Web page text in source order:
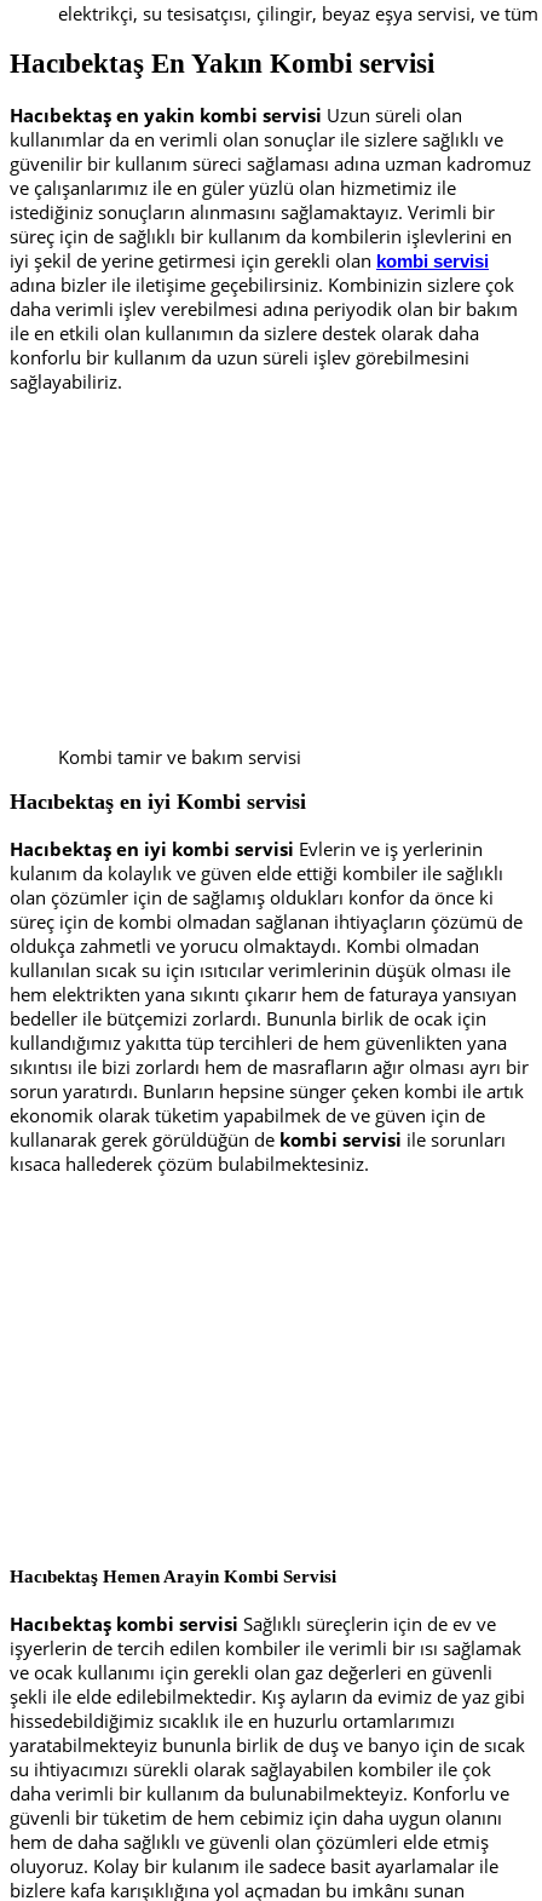
elektrikçi, su tesisatçısı, çilingir, beyaz eşya servisi, ve
Hacıbektaş En Yakın Kombi servisi
Hacıbektaş en yakin kombi servisi Uzun süreli olan
kullanımlar da en verimli olan sonuçlar ile sizlere sağlıklı ve
güvenilir bir kullanım süreci sağlaması adına uzman kadromuz
ve çalışanlarımız ile en güler yüzlü olan hizmetimiz ile
istediğiniz sonuçların alınmasını sağlamaktayız. Verimli bir
süreç için de sağlıklı bir kullanım da kombilerin işlevlerini en
iyi şekil de yerine getirmesi için gerekli olan kombi servisi
adına bizler ile iletişime geçebilirsiniz. Kombinizin sizlere çok
daha verimli işlev verebilmesi adına periyodik olan bir bakım
ile en etkili olan kullanımın da sizlere destek olarak daha
konforlu bir kullanım da uzun süreli işlev görebilmesini
sağlayabiliriz.
Kombi tamir ve bakım servisi
Hacıbektaş en iyi Kombi servisi
Hacıbektaş en iyi kombi servisi Evlerin ve iş yerlerinin
kulanım da kolaylık ve güven elde ettiği kombiler ile sağlıklı
olan çözümler için de sağlamış oldukları konfor da önce ki
süreç için de kombi olmadan sağlanan ihtiyaçların çözümü de
oldukça zahmetli ve yorucu olmaktaydı. Kombi olmadan
kullanılan sıcak su için ısıtıcılar verimlerinin düşük olması ile
hem elektrikten yana sıkıntı çıkarır hem de faturaya yansıyan
bedeller ile bütçemizi zorlardı. Bununla birlik de ocak için
kullandığımız yakıtta tüp tercihleri de hem güvenlikten yana
sıkıntısı ile bizi zorlardı hem de masrafların ağır olması ayrı bir
sorun yaratırdı. Bunların hepsine sünger çeken kombi ile artık
ekonomik olarak tüketim yapabilmek de ve güven için de
kullanarak gerek görüldüğün de kombi servisi ile sorunları
kısaca hallederek çözüm bulabilmektesiniz.
Hacıbektaş Hemen Arayin Kombi Servisi
Hacıbektaş kombi servisi Sağlıklı süreçlerin için de ev ve
işyerlerin de tercih edilen kombiler ile verimli bir ısı sağlamak
ve ocak kullanımı için gerekli olan gaz değerleri en güvenli
şekli ile elde edilebilmektedir. Kış ayların da evimiz de yaz gibi
hissedebildiğimiz sıcaklık ile en huzurlu ortamlarımızı
yaratabilmekteyiz bununla birlik de duş ve banyo için de sıcak
su ihtiyacımızı sürekli olarak sağlayabilen kombiler ile çok
daha verimli bir kullanım da bulunabilmekteyiz. Konforlu ve
güvenli bir tüketim de hem cebimiz için daha uygun olanını
hem de daha sağlıklı ve güvenli olan çözümleri elde etmiş
oluyoruz. Kolay bir kulanım ile sadece basit ayarlamalar ile
bizlere kafa karışıklığına yol açmadan bu imkânı sunan